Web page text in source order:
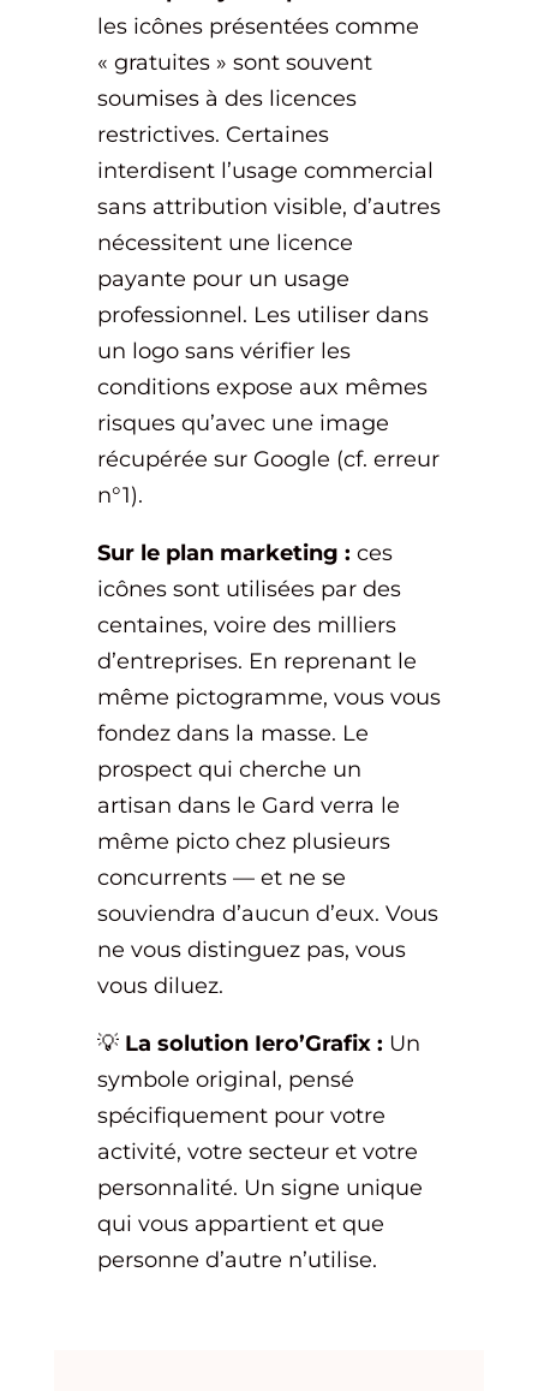
les icônes présentées comme
« gratuites » sont souvent
soumises à des licences
restrictives. Certaines
interdisent l’usage commercial
sans attribution visible, d’autres
nécessitent une licence
payante pour un usage
professionnel. Les utiliser dans
un logo sans vérifier les
conditions expose aux mêmes
risques qu’avec une image
récupérée sur Google (cf. erreur
n°1).
Sur le plan marketing : ces
icônes sont utilisées par des
centaines, voire des milliers
d’entreprises. En reprenant le
même pictogramme, vous vous
fondez dans la masse. Le
prospect qui cherche un
artisan dans le Gard verra le
même picto chez plusieurs
concurrents — et ne se
souviendra d’aucun d’eux. Vous
ne vous distinguez pas, vous
vous diluez.
💡 La solution Iero’Grafix : Un
symbole original, pensé
spécifiquement pour votre
activité, votre secteur et votre
personnalité. Un signe unique
qui vous appartient et que
personne d’autre n’utilise.